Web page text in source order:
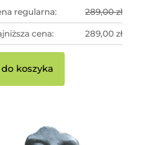
regularna: 289,00 zł
cena: 289,00 zł
do koszyka